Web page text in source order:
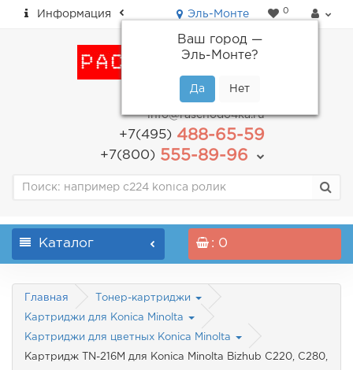
Информация Эль-Монте
Ваш город —
Эль-Монте?
0
пн-пт: с 9.00 до 18.00
info@raschodo4ka.ru
+7(495)488-65-59
+7(800)555-89-96
Каталог : 0
Главная Тонер-картриджи
Картриджи для Konica Minolta
Картриджи для цветных Konica Minolta
Картридж TN-216M для Konica Minolta Bizhub C220, C280,